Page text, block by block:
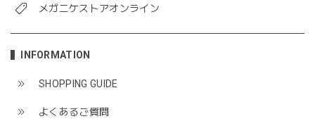
メガニケストアオンライン
INFORMATION
SHOPPING GUIDE
よくあるご質問